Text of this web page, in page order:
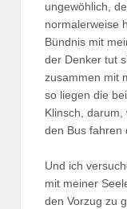
ungewöhlich,
normalerweise
Bündnis mit
der Denker tut
zusammen mit
so liegen die
Klinsch, darum,
den Bus
Und ich
mit meiner
den Vorzug zu